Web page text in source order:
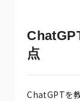
点
ChatGPTを